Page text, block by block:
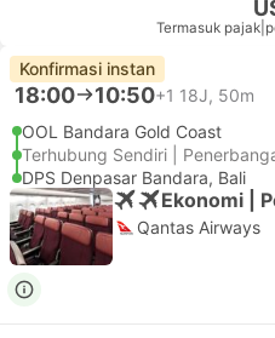
Termasuk pajak
Konfirmasi instan
18:00 10:50+1 18J, 50m
OOL Bandara Gold Coast
Terhubung Sendiri |
DPS Denpasar Bandara, Bali
Ekonomi |
Qantas Airways